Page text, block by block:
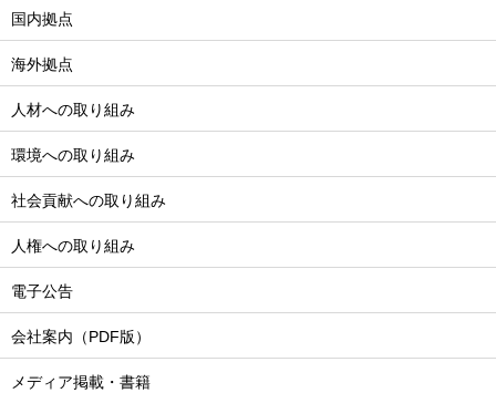
国内拠点
海外拠点
人材への取り組み
環境への取り組み
社会貢献への取り組み
人権への取り組み
電子公告
会社案内（PDF版）
メディア掲載・書籍